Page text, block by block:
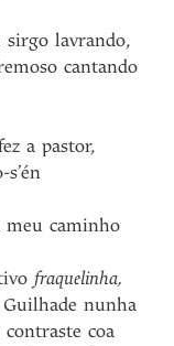
lavrando,
cantando
a pastor,
caminho
fraquelinha,
nunha
coa